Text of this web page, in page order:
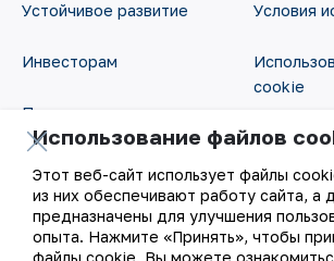
Устойчивое развитие
Инвесторам
Пресс-центр
Цифровое правительство
Условия
cookie
Открытые
RSS -
Использование файлов
Этот веб-сайт использует файлы
из них обеспечивают работу сайта, а
предназначены для улучшения
опыта. Нажмите «Принять», чтобы
файлы cookie. Вы можете